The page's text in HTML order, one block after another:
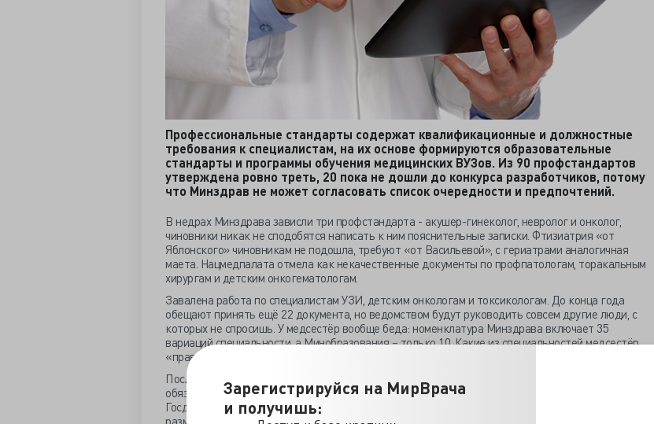
Зарегистрируйся на МирВрача
и получишь:
Профессиональные стандарты содержат квалификационные и должностные
требования к специалистам, на их основе формируются образовательные
стандарты и программы обучения медицинских ВУЗов. Из 90 профстандартов
утверждена ровно треть, 20 пока не дошли до конкурса разработчиков, потому
что Минздрав не может согласовать список очередности и предпочтений.
В недрах Минздрава зависли три профстандарта - акушер-гинеколог, невролог и онколог,
чиновники никак не сподобятся написать к ним пояснительные записки. Фтизиатрия «от
Яблонского» чиновникам не подошла, требуют «от Васильевой», с гериатрами аналогичная
маета. Нацмедпалата отмела как некачественные документы по профпатологам, торакальным
хирургам и детским онкогематологам.
Завалена работа по специалистам УЗИ, детским онкологам и токсикологам. До конца года
обещают принять ещё 22 документа, но ведомством будут руководить совсем другие люди, с
которых не спросишь. У медсестёр вообще беда: номенклатура Минздрава включает 35
вариаций специальности, а Минобразования – только 10. Какие из специальностей медсестёр
«правильные», никому неизвестно.
После двухлетнего обсуждения сдвинулось дело с признанием клинических рекомендаций
обязательными для исполнения. Правительство проект подписало и спустило законопроект в
Госдуму, где трёхкратное обсуждение может затянуться на годы. Министр хвалится готовыми и
размещёнными в Рубрикаторе 1200 рекомендациями, а в реальности не написано даже